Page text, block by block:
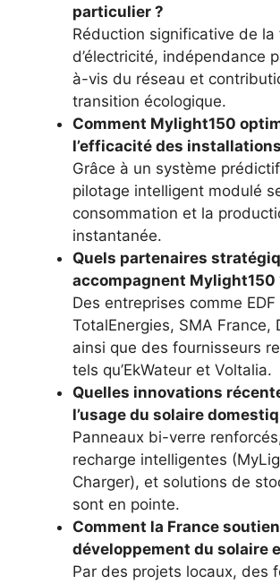
particulier ?
Réduction significative de la
d’électricité, indépendance
à-vis du réseau et
transition écologique.
Comment Mylight150
l’efficacité des
Grâce à un système
pilotage intelligent modulé
consommation et la
instantanée.
Quels partenaires
accompagnent Mylight150
Des entreprises comme EDF
TotalEnergies, SMA France,
ainsi que des fournisseurs
tels qu’EkWateur et Voltalia.
Quelles innovations
l’usage du solaire
Panneaux bi-verre
recharge intelligentes
Charger), et solutions de
sont en pointe.
Comment la France
développement du solaire
Par des projets locaux, des